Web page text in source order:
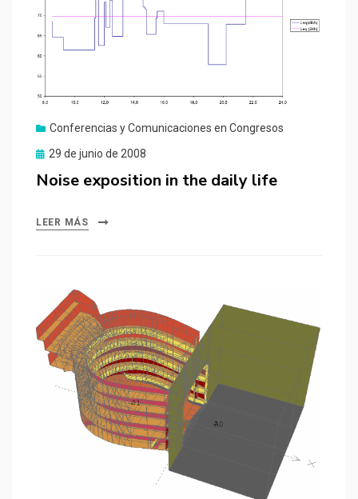
Conferencias y Comunicaciones en Congresos
Publicado
29 de junio de 2008
Noise exposition in the daily life
LEER MÁS